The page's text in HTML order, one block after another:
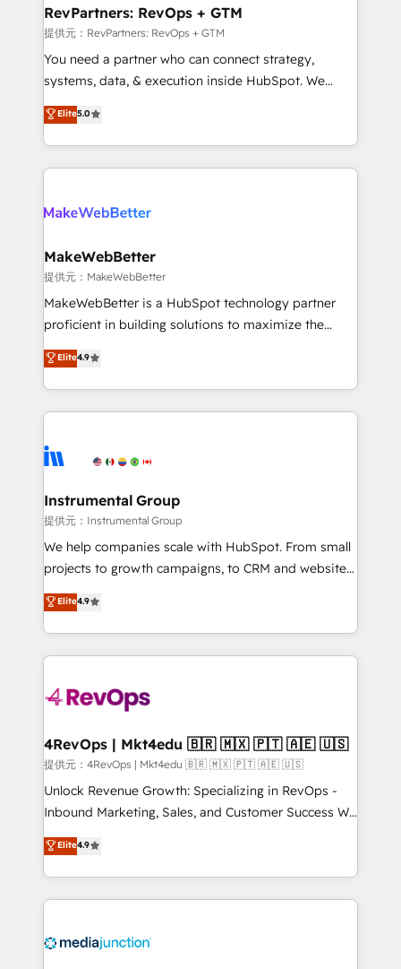
marketing campaigns, & RevOps frameworks that
fuel long-term success We connect the entire
customer lifecycle through seamless integrations,
ensure long-term adoption with change-
and service to drive sustainable growth With 6 key
HubSpot accreditations and experience across
RevPartners: RevOps + GTM
提供元：RevPartners: RevOps + GTM
You need a partner who can connect strategy,
systems, data, & execution inside HubSpot. We
bridge the gap where most agencies fall short by
combining GTM strategy with technical execution to
solve the right problem with the right solution. As the
only firm in the world to hold Elite Partner
clients gain a unique advantage in CRM architecture,
market execution. Why B2B Businesses Choose RP: -
Secure: Soc2 compliant 🛡️ - Pricing: Implementations
starting at $1,5k 💵 - Speed: Launch in 14 days ⚡ -
Global: 75+ RPers across five continents 🌐 - Scale:
HubSpot Partner 🪴 - Sales Hub: More
implementations than any other Partner 💻 -
agency for an Ops problem. Don't hire a technical
agency for a growth problem. Hire a partner built to
Elite5.0
MakeWebBetter
提供元：MakeWebBetter
MakeWebBetter is a HubSpot technology partner
proficient in building solutions to maximize the
operational efficiency of HubSpot. The fastest-
growing tech-enabler & facilitator, MakeWebBetter,
hands you the blend of HubSpot expertise &
eminent solutions & integrations. Trust us to
Elite Partners with 10+ years of HubSpot experience
Premier Partner 2023 🌟5 HubSpot Accreditations 🌟
Won HubSpot Theme Challenge 2021 🌟INBOUND’19
HubSpot Rising Star Why us? Harnessing the full
potential of the powerful HubSpot CRM. ✔️A team of
HubSpot experience ✔️Flexible pricing models —
Hourly-fee (assigned one Dedicated HubSpot
requirement). ✔️Helped over 25,000+ customers so
far with our HubSpot solutions. ✔️Bespoke apps &
on-demand bundle services. Connect with us today!
Elite4.9
Instrumental Group
提供元：Instrumental Group
We help companies scale with HubSpot. From small
projects to growth campaigns, to CRM and websites.
Hire an agency that's experienced in every inch of
HubSpot and willing to work hand-in-hand with your
team to simplify the complex and build a better
experience for your team and customers.
Elite4.9
4RevOps | Mkt4edu 🇧🇷 🇲🇽 🇵🇹 🇦🇪 🇺🇸
提供元：4RevOps | Mkt4edu 🇧🇷 🇲🇽 🇵🇹 🇦🇪 🇺🇸
Unlock Revenue Growth: Specializing in RevOps -
Inbound Marketing, Sales, and Customer Success We
specialize in driving revenue growth for companies
across industries through tailored marketing, sales,
and customer success strategies, utilizing RevOps
methodologies. As Latin America's largest HubSpot
offer unparalleled insights. Operating in five
Elite4.9